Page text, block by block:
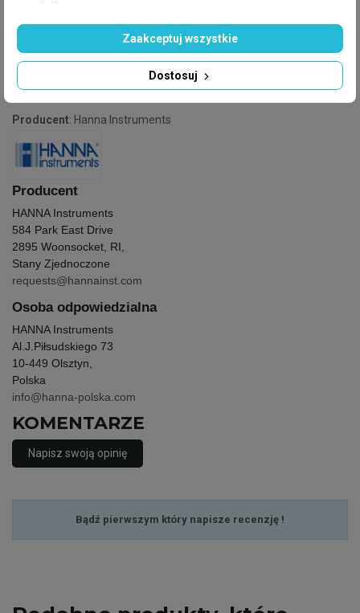
GPSR
Producent: Hanna Instruments
Producent
HANNA Instruments
584 Park East Drive
2895 Woonsocket, RI,
Stany Zjednoczone
requests@hannainst.com
Osoba odpowiedzialna
HANNA Instruments
Al.J.Piłsudskiego 73
10-449 Olsztyn,
Polska
info@hanna-polska.com
KOMENTARZE
Napisz swoją opinię
Bądź pierwszym który napisze recenzję !
Dostosuj
Zaakceptuj wszystkie